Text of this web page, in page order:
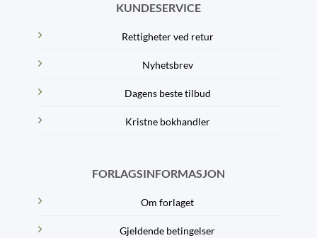
KUNDESERVICE
Rettigheter ved retur
Nyhetsbrev
Dagens beste tilbud
Kristne bokhandler
FORLAGSINFORMASJON
Om forlaget
Gjeldende betingelser